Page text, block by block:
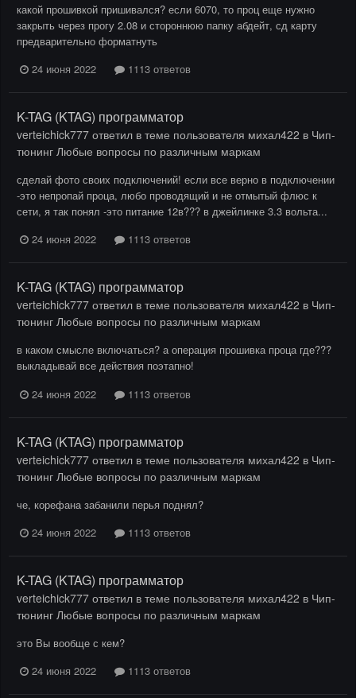
какой прошивкой пришивался? если 6070, то проц еще нужно
закрыть через прогу 2.08 и стороннюю папку абдейт, сд карту
предварительно форматнуть
24 июня 2022
1113 ответов
K-TAG (KTAG) программатор
verteichick777 ответил в теме пользователя михал422 в Чип-
тюнинг Любые вопросы по различным маркам
сделай фото своих подключений! если все верно в подключении
-это непропай проца, любо проводящий и не отмытый флюс к
сети, я так понял -это питание 12в??? в джейлинке 3.3 вольта...
24 июня 2022
1113 ответов
K-TAG (KTAG) программатор
verteichick777 ответил в теме пользователя михал422 в Чип-
тюнинг Любые вопросы по различным маркам
в каком смысле включаться? а операция прошивка проца где???
выкладывай все действия поэтапно!
24 июня 2022
1113 ответов
K-TAG (KTAG) программатор
verteichick777 ответил в теме пользователя михал422 в Чип-
тюнинг Любые вопросы по различным маркам
че, корефана забанили перья поднял?
24 июня 2022
1113 ответов
K-TAG (KTAG) программатор
verteichick777 ответил в теме пользователя михал422 в Чип-
тюнинг Любые вопросы по различным маркам
это Вы вообще с кем?
24 июня 2022
1113 ответов